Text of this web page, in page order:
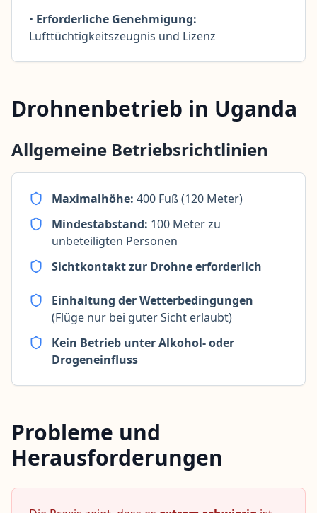
• Erforderliche Genehmigung:
Lufttüchtigkeitszeugnis und Lizenz
Drohnenbetrieb in Uganda
Allgemeine Betriebsrichtlinien
Maximalhöhe: 400 Fuß (120 Meter)
Mindestabstand: 100 Meter zu
unbeteiligten Personen
Sichtkontakt zur Drohne erforderlich
Einhaltung der Wetterbedingungen
(Flüge nur bei guter Sicht erlaubt)
Kein Betrieb unter Alkohol- oder
Drogeneinfluss
Probleme und
Herausforderungen